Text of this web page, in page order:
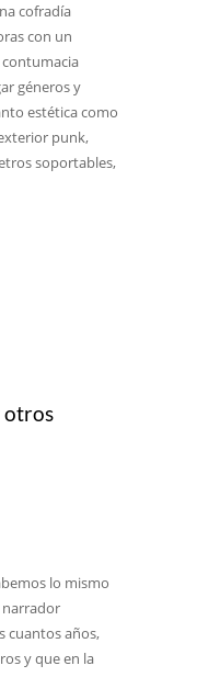
cofradía
con un
géneros y
estética como
punk,
soportables,
otros
lo mismo
cuantos años,
y que en la